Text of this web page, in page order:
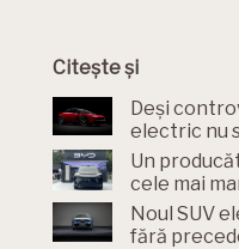
Citește și
Deși
electric nu
Un
cele mai
Noul SUV
fără